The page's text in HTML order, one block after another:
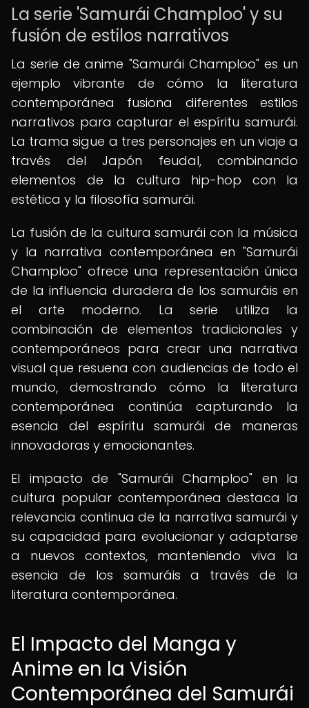
La serie 'Samurái Champloo' y su
fusión de estilos narrativos
La serie de anime "Samurái Champloo" es un
ejemplo vibrante de cómo la literatura
contemporánea fusiona diferentes estilos
narrativos para capturar el espíritu samurái.
La trama sigue a tres personajes en un viaje a
través del Japón feudal, combinando
elementos de la cultura hip-hop con la
estética y la filosofía samurái.
La fusión de la cultura samurái con la música
y la narrativa contemporánea en "Samurái
Champloo" ofrece una representación única
de la influencia duradera de los samuráis en
el arte moderno. La serie utiliza la
combinación de elementos tradicionales y
contemporáneos para crear una narrativa
visual que resuena con audiencias de todo el
mundo, demostrando cómo la literatura
contemporánea continúa capturando la
esencia del espíritu samurái de maneras
innovadoras y emocionantes.
El impacto de "Samurái Champloo" en la
cultura popular contemporánea destaca la
relevancia continua de la narrativa samurái y
su capacidad para evolucionar y adaptarse
a nuevos contextos, manteniendo viva la
esencia de los samuráis a través de la
literatura contemporánea.
El Impacto del Manga y
Anime en la Visión
Contemporánea del Samurái